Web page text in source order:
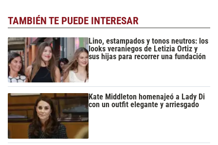
TAMBIÉN TE PUEDE INTERESAR
Lino, estampados y tonos neutros: los
looks veraniegos de Letizia Ortiz y
sus hijas para recorrer una fundación
Kate Middleton homenajeó a Lady Di
con un outfit elegante y arriesgado